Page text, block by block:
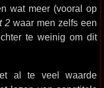
wat meer (vooral op
2waar men zelfs een
te weinig om dit
al te veel waarde